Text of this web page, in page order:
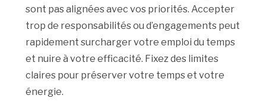
sont pas alignées avec vos priorités. Accepter
trop de responsabilités ou d’engagements peut
rapidement surcharger votre emploi du temps
et nuire à votre efficacité. Fixez des limites
claires pour préserver votre temps et votre
énergie.